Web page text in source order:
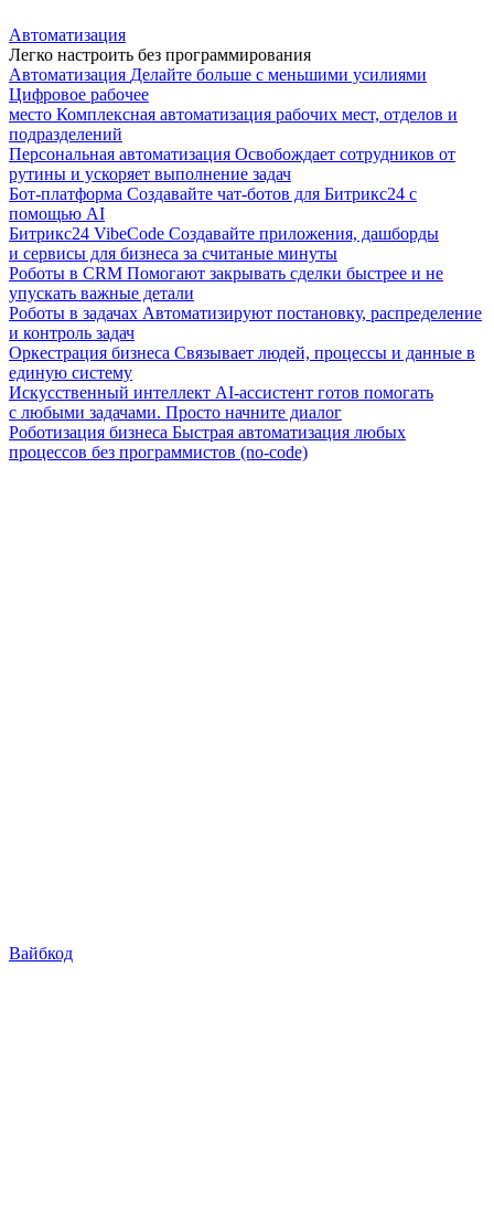
Автоматизация
Легко настроить без программирования
Автоматизация Делайте больше с меньшими усилиями
Цифровое рабочее
место Комплексная автоматизация рабочих мест, отделов и
подразделений
Персональная автоматизация Освобождает сотрудников от
рутины и ускоряет выполнение задач
Бот-платформа Создавайте чат-ботов для Битрикс24 с
помощью AI
Битрикс24 VibeCode Создавайте приложения, дашборды
и сервисы для бизнеса за считаные минуты
Роботы в CRM Помогают закрывать сделки быстрее и не
упускать важные детали
Роботы в задачах Автоматизируют постановку, распределение
и контроль задач
Оркестрация бизнеса Связывает людей, процессы и данные в
единую систему
Искусственный интеллект AI-ассистент готов помогать
с любыми задачами. Просто начните диалог
Роботизация бизнеса Быстрая автоматизация любых
процессов без программистов (no-code)
Вайбкод